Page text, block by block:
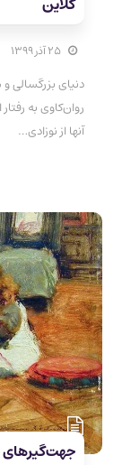
۲۵ آذر ۱۳۹۹
دنیای بزرگسالی
روان‌کاوی به
آنها از نوزادی…
جهت‌گیرهای